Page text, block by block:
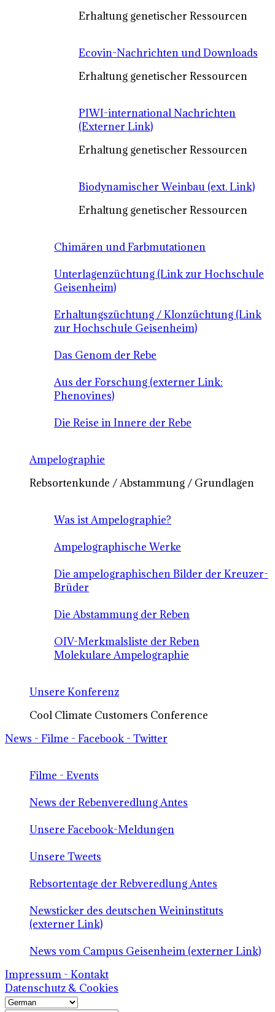
Erhaltung genetischer Ressourcen
Ecovin-Nachrichten und Downloads
Erhaltung genetischer Ressourcen
PIWI-international Nachrichten
(Externer Link)
Erhaltung genetischer Ressourcen
Biodynamischer Weinbau (ext. Link)
Erhaltung genetischer Ressourcen
Chimären und Farbmutationen
Unterlagenzüchtung (Link zur Hochschule
Geisenheim)
Erhaltungszüchtung / Klonzüchtung (Link
zur Hochschule Geisenheim)
Das Genom der Rebe
Aus der Forschung (externer Link:
Phenovines)
Die Reise in Innere der Rebe
Ampelographie
Rebsortenkunde / Abstammung / Grundlagen
Was ist Ampelographie?
Ampelographische Werke
Die ampelographischen Bilder der Kreuzer-
Brüder
Die Abstammung der Reben
OIV-Merkmalsliste der Reben
Molekulare Ampelographie
Unsere Konferenz
Cool Climate Customers Conference
News - Filme - Facebook - Twitter
Filme - Events
News der Rebenveredlung Antes
Unsere Facebook-Meldungen
Unsere Tweets
Rebsortentage der Rebveredlung Antes
Newsticker des deutschen Weininstituts
(externer Link)
News vom Campus Geisenheim (externer Link)
Impressum - Kontakt
Datenschutz & Cookies